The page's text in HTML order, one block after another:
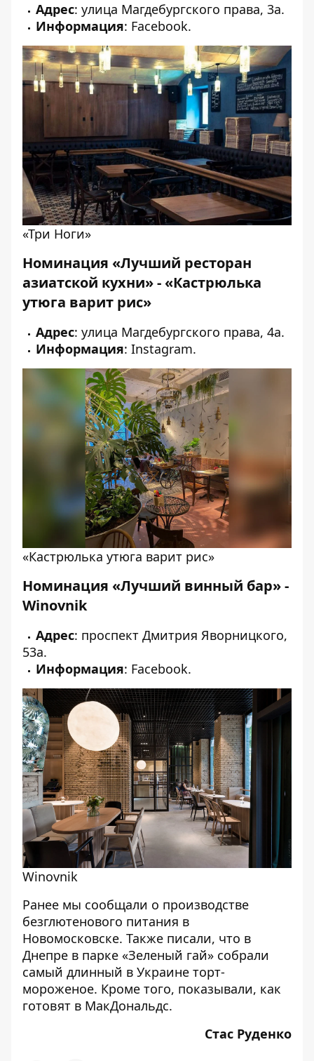
Адрес: улица Магдебургского права, 3а.
Информация: Facebook.
«Три Ноги»
Номинация «Лучший ресторан
азиатской кухни» - «Кастрюлька
утюга варит рис»
Адрес: улица Магдебургского права, 4а.
Информация: Instagram.
«Кастрюлька утюга варит рис»
Номинация «Лучший винный бар» -
Winovnik
Адрес: проспект Дмитрия Яворницкого,
53а.
Информация: Facebook.
Winovnik
Ранее мы сообщали о производстве
безглютенового питания в
Новомосковске. Также писали, что в
Днепре в парке «Зеленый гай» собрали
самый длинный в Украине торт-
мороженое. Кроме того, показывали, как
готовят в МакДональдс.
Стас Руденко